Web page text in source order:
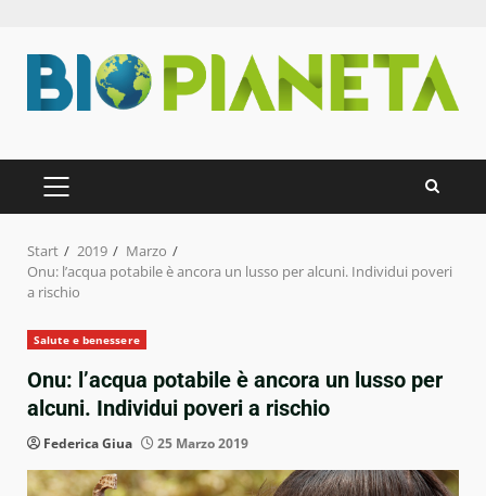
Inhalt
springen
PRIMÄRES
MENÜ
Start 2019
Marzo
Onu: l’acqua potabile è ancora un lusso per alcuni. Individui poveri
a rischio
Salute e benessere
Onu: l’acqua potabile è ancora un lusso per
alcuni. Individui poveri a rischio
Federica Giua 25 Marzo 2019